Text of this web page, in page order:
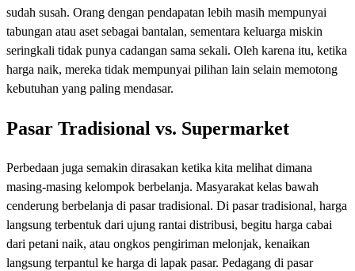
sudah susah. Orang dengan pendapatan lebih masih mempunyai
tabungan atau aset sebagai bantalan, sementara keluarga miskin
seringkali tidak punya cadangan sama sekali. Oleh karena itu, ketika
harga naik, mereka tidak mempunyai pilihan lain selain memotong
kebutuhan yang paling mendasar.
Pasar Tradisional vs. Supermarket
Perbedaan juga semakin dirasakan ketika kita melihat dimana
masing-masing kelompok berbelanja. Masyarakat kelas bawah
cenderung berbelanja di pasar tradisional. Di pasar tradisional, harga
langsung terbentuk dari ujung rantai distribusi, begitu harga cabai
dari petani naik, atau ongkos pengiriman melonjak, kenaikan
langsung terpantul ke harga di lapak pasar. Pedagang di pasar